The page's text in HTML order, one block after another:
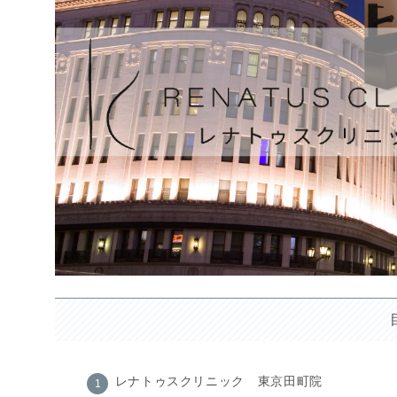
レナトゥスクリニック 東京田町院